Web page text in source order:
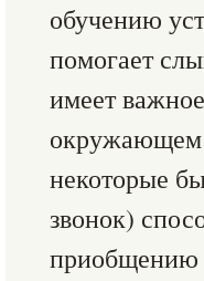
обучению
помогает
имеет
окружающем
некоторые
звонок)
приобщению